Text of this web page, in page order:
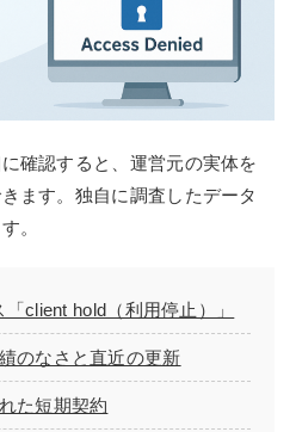
確認すると、運営元の実体を
ます。独自に調査したデータ
。
client hold（利用停止）」
のなさと直近の更新
た短期契約